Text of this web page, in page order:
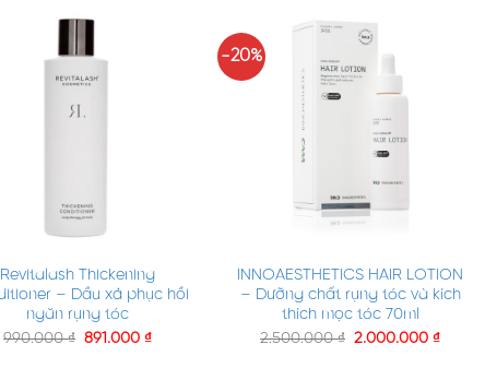
Revitalash Thickening
– Dầu xả phục hồi
ngăn rụng tóc
990.000₫ 891.000₫
-20%
INNOAESTHETICS HAIR LOTION
– Dưỡng chất rụng tóc và kích
thích mọc tóc 70ml
2.500.000₫ 2.000.000₫